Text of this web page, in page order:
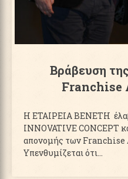
Βράβευση
Franchise
Η ΕΤΑΙΡΕΙΑ ΒΕΝΕΤΗ
INNOVATIVE CONCEPT
απονομής των Franchise
Yπενθυμίζεται ότι